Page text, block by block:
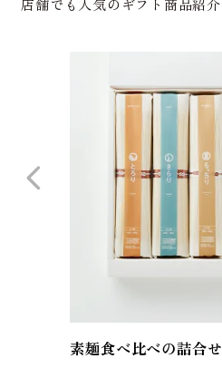
店舗でも人気のギフト商品紹介
素麺食べ比べの詰合せ